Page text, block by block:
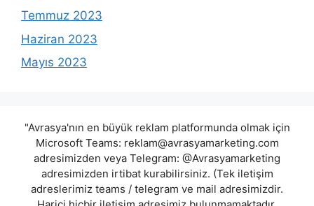
Temmuz 2023
Haziran 2023
Mayıs 2023
"Avrasya'nın en büyük reklam platformunda olmak için
Microsoft Teams: reklam@avrasyamarketing.com
adresimizden veya Telegram: @Avrasyamarketing
adresimizden irtibat kurabilirsiniz. (Tek iletişim
adreslerimiz teams / telegram ve mail adresimizdir.